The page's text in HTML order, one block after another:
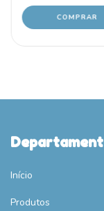
COMPRAR
Início
Produtos